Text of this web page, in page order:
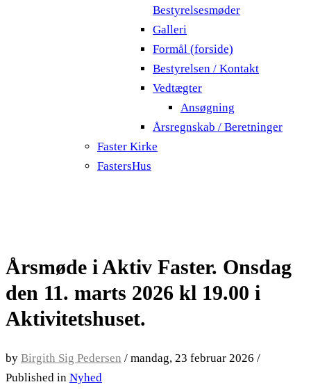
Bestyrelsesmøder
Galleri
Formål (forside)
Bestyrelsen / Kontakt
Vedtægter
Ansøgning
Årsregnskab / Beretninger
Faster Kirke
FastersHus
Årsmøde i Aktiv Faster. Onsdag
den 11. marts 2026 kl 19.00 i
Aktivitetshuset.
by Birgith Sig Pedersen / mandag, 23 februar 2026 /
Published in Nyhed